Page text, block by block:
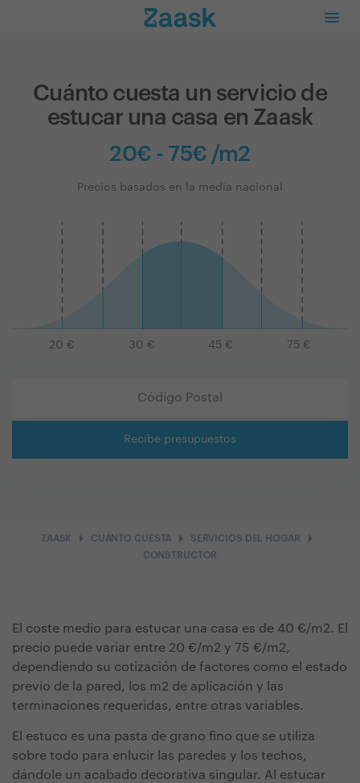
Cuánto cuesta un servicio de
estucar una casa en Zaask
20€ - 75€ /m2
Precios basados en la media nacional
20 € 30 € 45 € 75 €
Recibe presupuestos
ZAASK arrow_right CUÁNTO CUESTA arrow_right SERVICIOS DEL HOGAR arrow_right
CONSTRUCTOR
El coste medio para estucar una casa es de 40 €/m2. El
precio puede variar entre 20 €/m2 y 75 €/m2,
dependiendo su cotización de factores como el estado
previo de la pared, los m2 de aplicación y las
terminaciones requeridas, entre otras variables.
El estuco es una pasta de grano fino que se utiliza
sobre todo para enlucir las paredes y los techos,
dándole un acabado decorativa singular. Al estucar